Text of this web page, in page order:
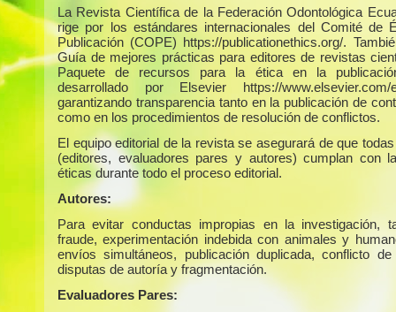
La Revista Científica de la Federación Odontológica
rige por los estándares internacionales del Comité de
Publicación (COPE) https://publicationethics.org/.
Guía de mejores prácticas para editores de revistas
Paquete de recursos para la ética en la
desarrollado por Elsevier https://www.elsevier.com/
garantizando transparencia tanto en la publicación de
como en los procedimientos de resolución de conflictos.
El equipo editorial de la revista se asegurará de que
(editores, evaluadores pares y autores) cumplan con
éticas durante todo el proceso editorial.
Autores:
Para evitar conductas impropias en la investigación,
fraude, experimentación indebida con animales y
envíos simultáneos, publicación duplicada, conflicto de
disputas de autoría y fragmentación.
Evaluadores Pares: